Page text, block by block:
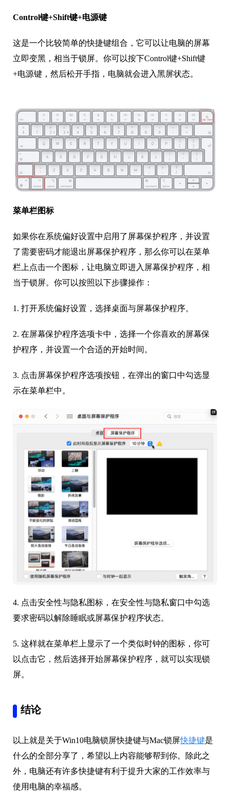
Control键+Shift键+电源键
这是一个比较简单的快捷键组合，它可以让电脑的屏幕
立即变黑，相当于锁屏。你可以按下Control键+Shift键
+电源键，然后松开手指，电脑就会进入黑屏状态。
菜单栏图标
如果你在系统偏好设置中启用了屏幕保护程序，并设置
了需要密码才能退出屏幕保护程序，那么你可以在菜单
栏上点击一个图标，让电脑立即进入屏幕保护程序，相
当于锁屏。你可以按照以下步骤操作：
1. 打开系统偏好设置，选择桌面与屏幕保护程序。
2. 在屏幕保护程序选项卡中，选择一个你喜欢的屏幕保
护程序，并设置一个合适的开始时间。
3. 点击屏幕保护程序选项按钮，在弹出的窗口中勾选显
示在菜单栏中。
4. 点击安全性与隐私图标，在安全性与隐私窗口中勾选
要求密码以解除睡眠或屏幕保护程序状态。
5. 这样就在菜单栏上显示了一个类似时钟的图标，你可
以点击它，然后选择开始屏幕保护程序，就可以实现锁
屏。
结论
以上就是关于Win10电脑锁屏快捷键与Mac锁屏快捷键是
什么的全部分享了，希望以上内容能够帮到你。除此之
外，电脑还有许多快捷键有利于提升大家的工作效率与
使用电脑的幸福感。